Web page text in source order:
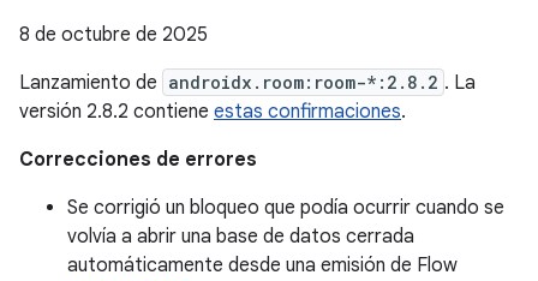
8 de octubre de 2025
Lanzamiento de androidx.room:room-*:2.8.2 . La
versión 2.8.2 contiene estas confirmaciones.
Correcciones de errores
Se corrigió un bloqueo que podía ocurrir cuando se
volvía a abrir una base de datos cerrada
automáticamente desde una emisión de Flow